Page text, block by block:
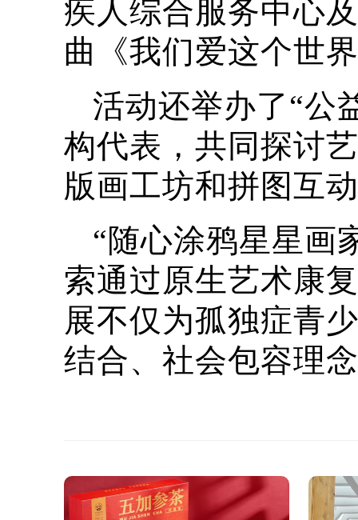
疾人综合服务中心
曲《我们爱这个世
活动还举办了“公
构代表，共同探讨
版画工坊和拼图互
“随心涂鸦星星画
索通过原生艺术康
展不仅为孤独症青
结合、社会包容理